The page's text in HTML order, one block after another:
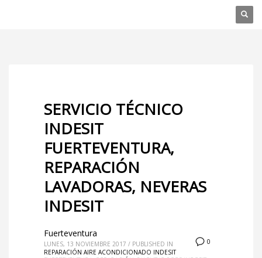
SERVICIO TÉCNICO
INDESIT
FUERTEVENTURA,
REPARACIÓN
LAVADORAS, NEVERAS
INDESIT
0
Fuerteventura
LUNES, 13 NOVIEMBRE 2017 / PUBLISHED IN
REPARACIÓN AIRE ACONDICIONADO INDESIT